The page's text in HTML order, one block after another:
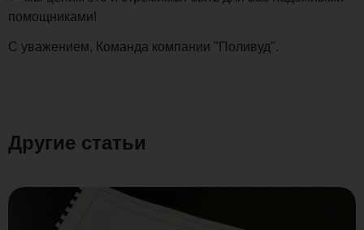
помощниками!
С уважением, Команда компании "Поливуд".
Другие статьи